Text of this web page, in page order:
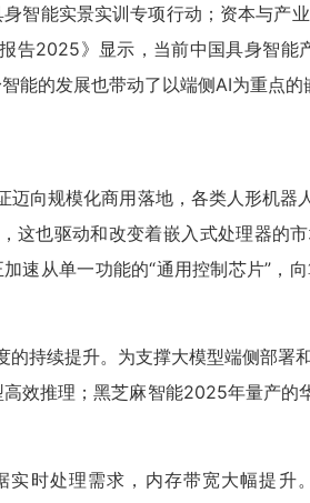
智能实景实训专项行动；资本与产
告2025》显示，当前中国具身智
能的发展也带动了以端侧AI为重点
迈向规模化商用落地，各类人形机
这也驱动和改变着嵌入式处理器的
速从单一功能的“通用控制芯片”，
的持续提升。为支撑大模型端侧部
效推理；黑芝麻智能2025年量产
实时处理需求，内存带宽大幅提